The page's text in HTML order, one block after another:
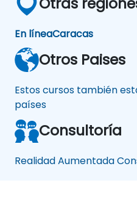
En líneaCaracas
Otros Paises
Estos cursos también
países
Consultoría
Realidad Aumentada